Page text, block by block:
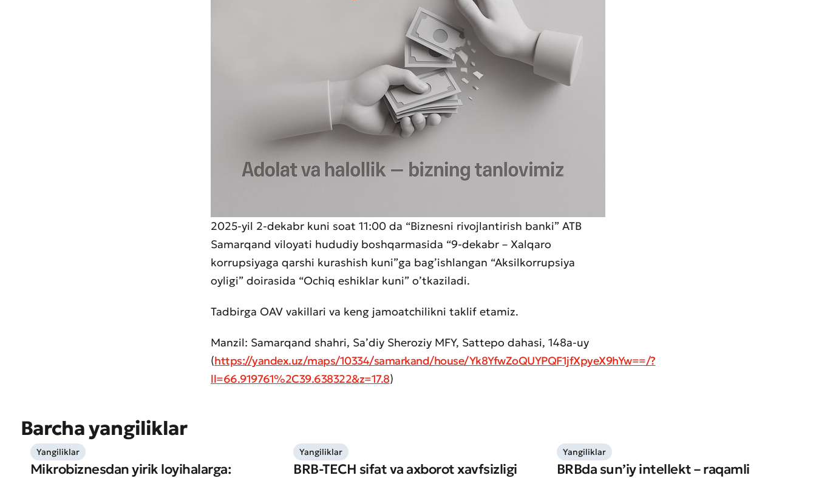
Murojaat qoldirish
2025-yil 2-dekabr kuni soat 11:00 da “Biznesni rivojlantirish banki” ATB
Samarqand viloyati hududiy boshqarmasida “9-dekabr – Xalqaro
korrupsiyaga qarshi kurashish kuni”ga bag’ishlangan “Aksilkorrupsiya
oyligi” doirasida “Ochiq eshiklar kuni” o’tkaziladi.
Tadbirga OAV vakillari va keng jamoatchilikni taklif etamiz.
Manzil: Samarqand shahri, Saʼdiy Sheroziy MFY, Sattepo dahasi, 148a-uy
(https://yandex.uz/maps/10334/samarkand/house/Yk8YfwZoQUYPQF1jfXpyeX9hYw==/?
ll=66.919761%2C39.638322&z=17.8)
Barcha yangiliklar
Yangiliklar
Mikrobiznesdan yirik loyihalarga:
Yangiliklar
BRB-TECH sifat va axborot xavfsizligi
Yangiliklar
BRBda sun’iy intellekt – raqamli